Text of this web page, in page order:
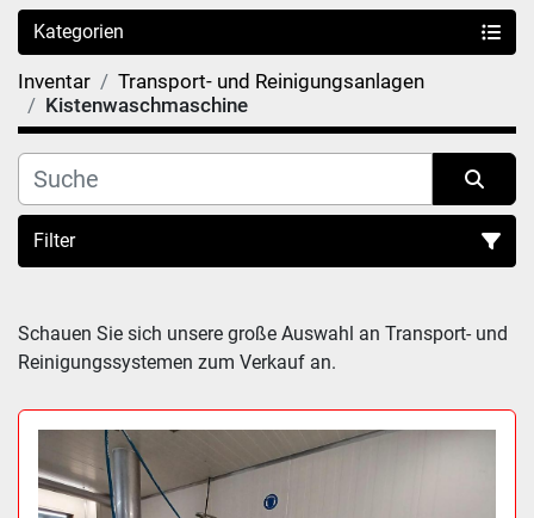
Kategorien
Inventar
Transport- und Reinigungsanlagen
Kistenwaschmaschine
Filter
Schauen Sie sich unsere große Auswahl an Transport- und
Reinigungssystemen zum Verkauf an.